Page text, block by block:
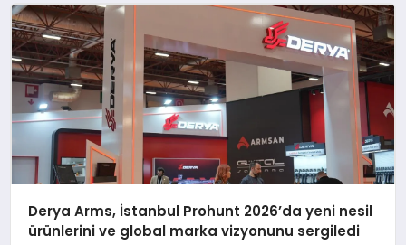
Derya Arms, İstanbul Prohunt 2026’da yeni nesil
ürünlerini ve global marka vizyonunu sergiledi